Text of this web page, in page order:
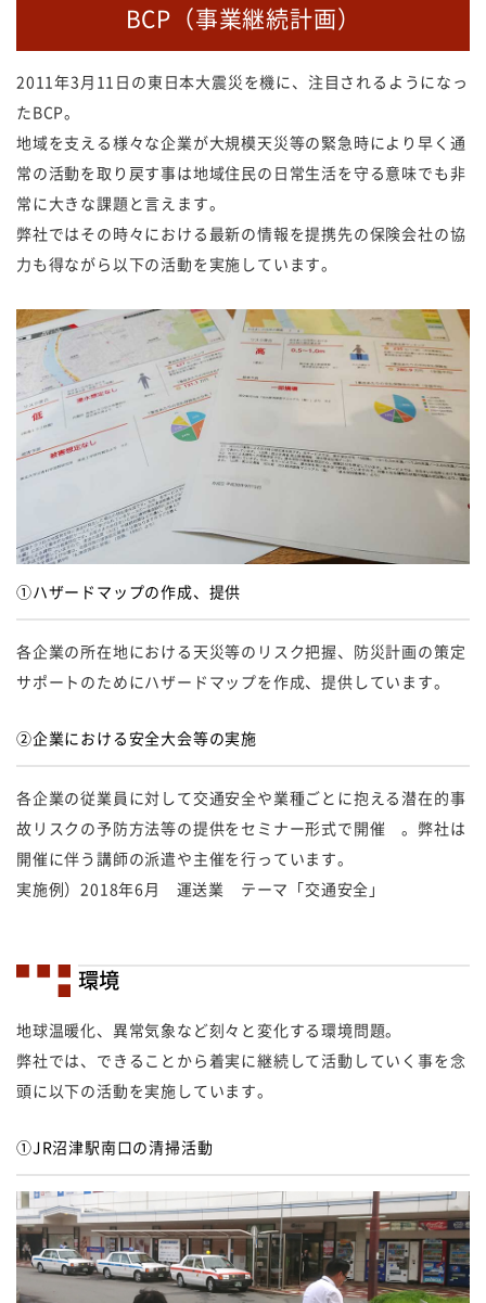
BCP（事業継続計画）
2011年3月11日の東日本大震災を機に、注目されるようになっ
たBCP。
地域を支える様々な企業が大規模天災等の緊急時により早く通
常の活動を取り戻す事は地域住民の日常生活を守る意味でも非
常に大きな課題と言えます。
弊社ではその時々における最新の情報を提携先の保険会社の協
力も得ながら以下の活動を実施しています。
①ハザードマップの作成、提供
各企業の所在地における天災等のリスク把握、防災計画の策定
サポートのためにハザードマップを作成、提供しています。
②企業における安全大会等の実施
各企業の従業員に対して交通安全や業種ごとに抱える潜在的事
故リスクの予防方法等の提供をセミナー形式で開催 。弊社は
開催に伴う講師の派遣や主催を行っています。
実施例）2018年6月 運送業 テーマ「交通安全」
環境
地球温暖化、異常気象など刻々と変化する環境問題。
弊社では、できることから着実に継続して活動していく事を念
頭に以下の活動を実施しています。
①JR沼津駅南口の清掃活動